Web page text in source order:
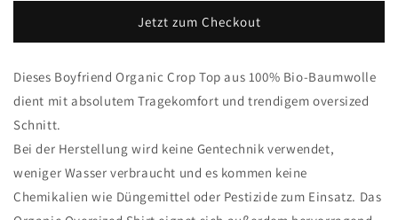
Woman
Jetzt zum Checkout
Dieses Boyfriend Organic Crop Top aus 100% Bio-Baumwolle
dient mit absolutem Tragekomfort und trendigem oversized
Schnitt.
Bei der Herstellung wird keine Gentechnik verwendet,
weniger Wasser verbraucht und es kommen keine
Chemikalien wie Düngemittel oder Pestizide zum Einsatz. Das